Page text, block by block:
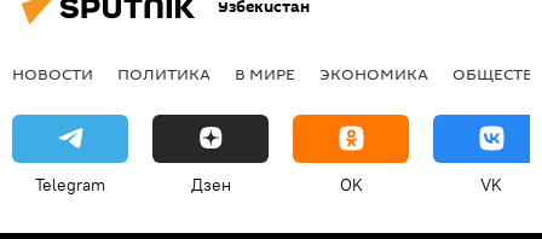
Узбекистан
НОВОСТИ ПОЛИТИКА В МИРЕ ЭКОНОМИКА
Telegram Дзен OK VK